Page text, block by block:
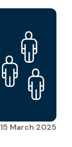
15 March 2025